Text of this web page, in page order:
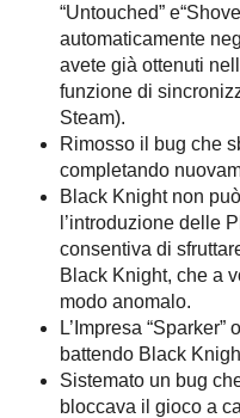
“Untouched”
automaticamente
avete già ottenuti
funzione di
Steam).
Rimosso il bug che
completando
Black Knight non
l’introduzione delle
consentiva di
Black Knight, che a
modo anomalo.
L’Impresa
battendo Black
Sistemato un bug
bloccava il gioco a